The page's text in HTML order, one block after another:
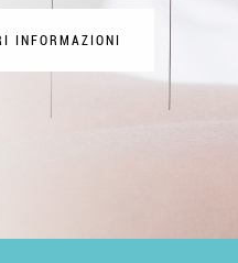
INFORMAZIONI
INFORMAZIONI
INFORMAZIONI
INFORMAZIONI